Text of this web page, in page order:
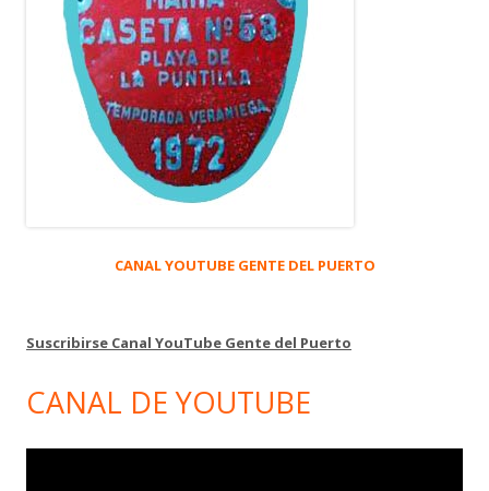
CANAL YOUTUBE GENTE DEL PUERTO
Suscribirse Canal YouTube Gente del Puerto
CANAL DE YOUTUBE